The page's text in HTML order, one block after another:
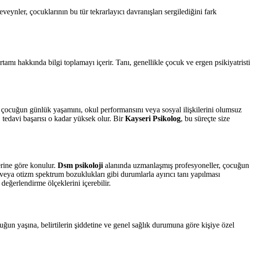
çocuklarının bu tür tekrarlayıcı davranışları sergilediğini fark
hakkında bilgi toplamayı içerir. Tanı, genellikle çocuk ve ergen psikiyatristi
günlük yaşamını, okul performansını veya sosyal ilişkilerini olumsuz
başarısı o kadar yüksek olur. BirKayseri Psikolog, bu süreçte size
göre konulur. Dsm psikoloji alanında uzmanlaşmış profesyoneller, çocuğun
otizm spektrum bozuklukları gibi durumlarla ayırıcı tanı yapılması
ölçeklerini içerebilir.
yaşına, belirtilerin şiddetine ve genel sağlık durumuna göre kişiye özel